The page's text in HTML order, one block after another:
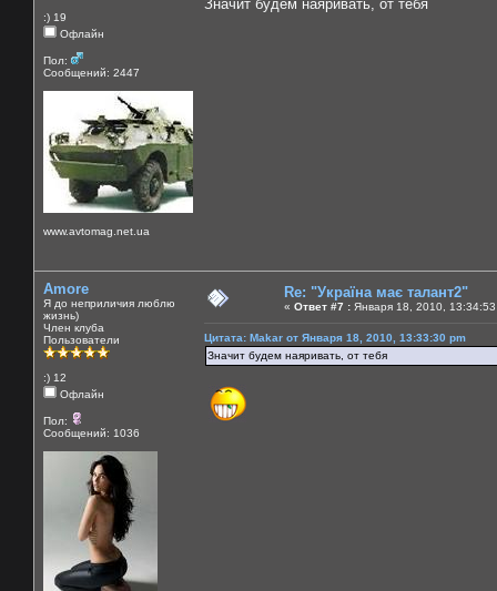
:) 19
Офлайн
Пол:
Сообщений: 2447
www.avtomag.net.ua
Значит будем наяривать, от тебя
Amore
Я до неприличия люблю
жизнь)
Член клуба
Пользователи
:) 12
Офлайн
Пол:
Сообщений: 1036
Re: "Україна має талант2"
« Ответ #7 : Января 18, 2010,
Цитата: Makar от Января 18, 2010, 13:33:30 pm
Значит будем наяривать, от тебя